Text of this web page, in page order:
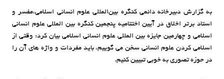
به گزارش دبیرخانه دائمی کنگره بین‌المللی علوم انسانی اسلامی،مفسر و
استاد برتر اخلاق در آیین اختتامیه پنجمین کنگره بین المللی علوم انسانی
اسلامی و چهارمین جایزه بین المللی علوم انسانی اسلامی بیان کرد: وقتی از
اسلامی کردن علوم انسانی سخن می گوییم، باید مفردات و واژه های آن را
در حوزه تصوری به خوبی تبیین کنیم.